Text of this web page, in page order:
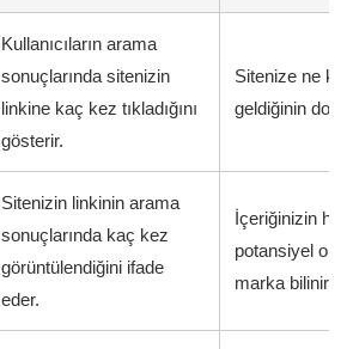
Kullanıcıların arama
sonuçlarında sitenizin
linkine kaç kez tıkladığını
gösterir.
Sitenize ne
geldiğinin
Sitenizin linkinin arama
sonuçlarında kaç kez
görüntülendiğini ifade
eder.
İçeriğinizin
potansiyel
marka